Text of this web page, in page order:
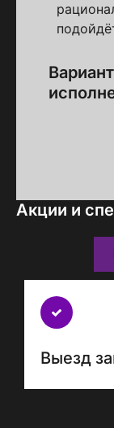
Акции и
каждым
проектом
Выезд